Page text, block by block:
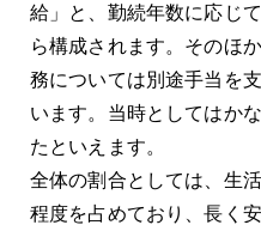
給」と、勤続年数に応じ
ら構成されます。そのほ
務については別途手当を
います。当時としてはか
たといえます。
全体の割合としては、生
程度を占めており、長く